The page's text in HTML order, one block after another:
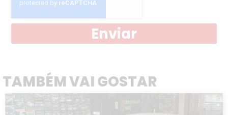
Enviar
TAMBÉM VAI GOSTAR